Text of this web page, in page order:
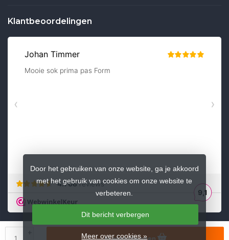
Klantbeoordelingen
Door het gebruiken van onze website, ga je akkoord
met het gebruik van cookies om onze website te
verbeteren.
Dit bericht verbergen
Meer over cookies »